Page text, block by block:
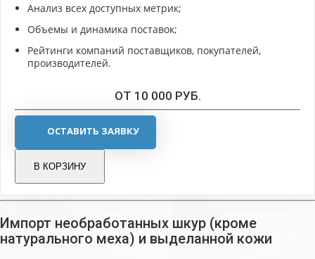
Анализ всех доступных метрик;
Объемы и динамика поставок;
Рейтинги компаний поставщиков, покупателей,
производителей.
ОТ 10 000 РУБ.
ОСТАВИТЬ ЗАЯВКУ
В КОРЗИНУ
Импорт необработанных шкур (кроме
натурального меха) и выделанной кожи